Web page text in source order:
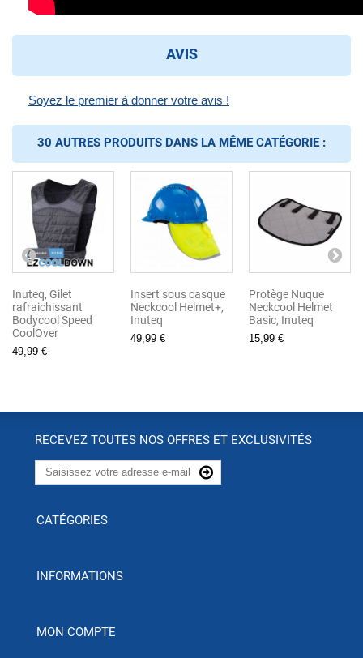
AVIS
Soyez le premier à donner votre avis !
30 AUTRES PRODUITS DANS LA MÊME CATÉGORIE :
Inuteq, Gilet
rafraichissant
Bodycool Speed
CoolOver
49,99 €
Insert sous casque
Neckcool Helmet+,
Inuteq
49,99 €
Protège Nuque
Neckcool Helmet
Basic, Inuteq
15,99 €
RECEVEZ TOUTES NOS OFFRES ET EXCLUSIVITÉS
CATÉGORIES
INFORMATIONS
MON COMPTE